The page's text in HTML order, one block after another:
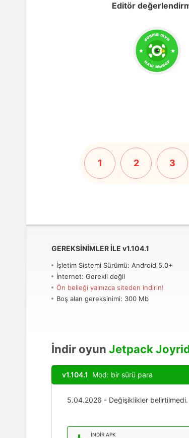
Editör
1 2 3
GEREKSINIMLER ILE v1.104.1
İşletim Sistemi Sürümü: Android 5.0+
İnternet: Gerekli değil
Ön belleği yalnızca siteden indirin!
Boş alan gereksinimi: 300 Mb
İndir oyun Jetpack
v1.104.1 Mod: bir sürü para
5.04.2026 - Değişiklikler belirtilmedi.
İNDIR APK